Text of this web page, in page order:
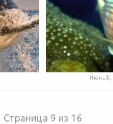
Июнь 8,
Страница 9 из 16